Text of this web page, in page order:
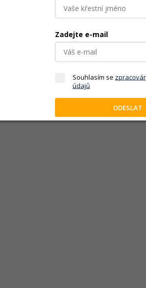
Zadejte e-mail
Souhlasím se
údajů
ODESLAT